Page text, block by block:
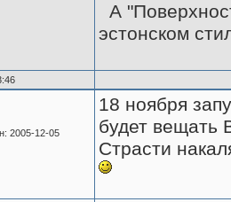
А
эстонском
2005-12-05
18 ноября
будет вещать
Страсти